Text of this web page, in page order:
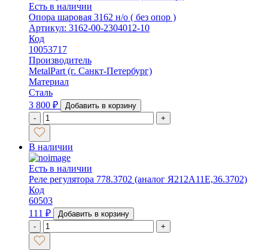
Есть в наличии
Опора шаровая 3162 н/о ( без опор )
Артикул: 3162-00-2304012-10
Код
10053717
Производитель
MetalPart (г. Санкт-Петербург)
Материал
Сталь
3 800 ₽
Добавить в корзину
-
+
В наличии
Есть в наличии
Реле регулятора 778.3702 (аналог Я212А11Е,36.3702)
Код
60503
111 ₽
Добавить в корзину
-
+